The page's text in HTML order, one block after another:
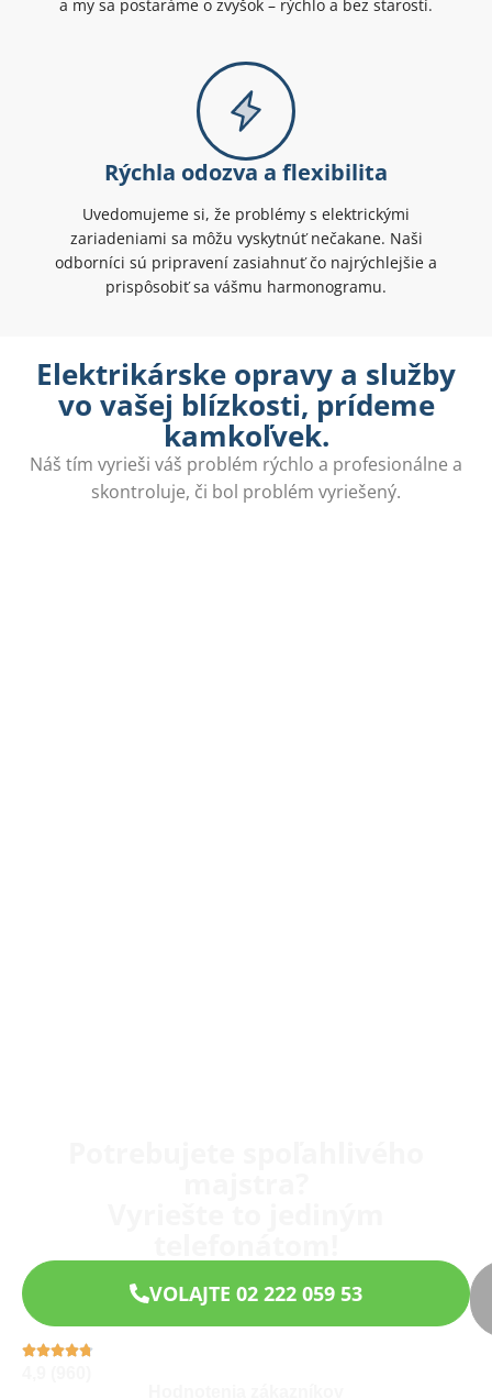
a my sa postaráme o zvyšok – rýchlo a bez starostí.
Rýchla odozva a flexibilita
Uvedomujeme si, že problémy s elektrickými
zariadeniami sa môžu vyskytnúť nečakane. Naši
odborníci sú pripravení zasiahnuť čo najrýchlejšie a
prispôsobiť sa vášmu harmonogramu.
Elektrikárske opravy a služby
vo vašej blízkosti, prídeme
kamkoľvek.
Náš tím vyrieši váš problém rýchlo a profesionálne a
skontroluje, či bol problém vyriešený.
VOLAJTE 02 222 059 53